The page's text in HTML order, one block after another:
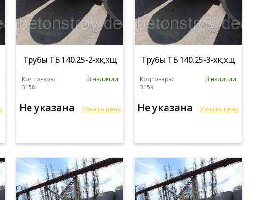
Трубы ТБ 140.25-2-хк,хщ
Код товара:
3158
В наличии
Не указана Узнать цену
Трубы ТБ 140.25-3-хк,хщ
Код товара:
3159
В наличии
Не указана Узнать цену